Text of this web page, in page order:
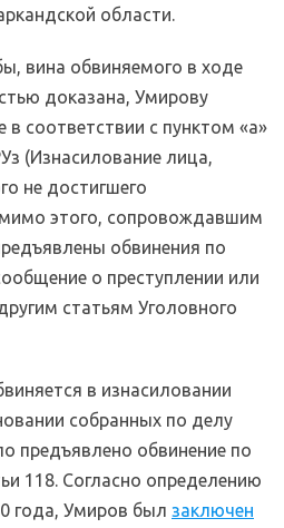
области.
вина обвиняемого в ходе
доказана, Умирову
в соответствии с пунктом «а»
(Изнасилование лица,
не достигшего
этого, сопровождавшим
обвинения по
о преступлении или
статьям Уголовного
в изнасиловании
собранных по делу
предъявлено обвинение по
118. Согласно определению
года, Умиров был заключен